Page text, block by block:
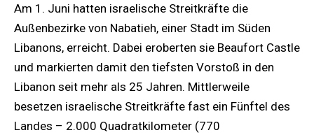
Am 1. Juni hatten israelische Streitkräfte die
Außenbezirke von Nabatieh, einer Stadt im Süden
Libanons, erreicht. Dabei eroberten sie Beaufort Castle
und markierten damit den tiefsten Vorstoß in den
Libanon seit mehr als 25 Jahren. Mittlerweile
besetzen israelische Streitkräfte fast ein Fünftel des
Landes – 2.000 Quadratkilometer (770